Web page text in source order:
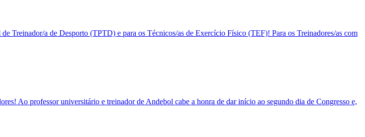
Treinador/a de Desporto (TPTD) e para os Técnicos/as de Exercício Físico (TEF)! Para os Treinadores/as com
Ao professor universitário e treinador de Andebol cabe a honra de dar início ao segundo dia de Congresso e,